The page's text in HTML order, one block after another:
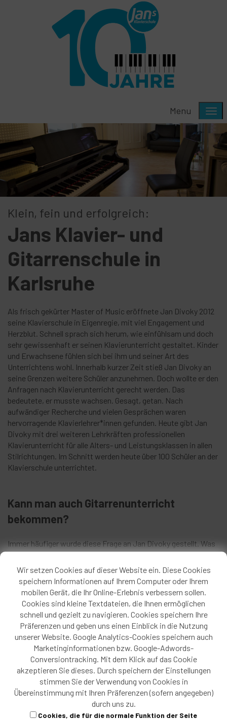
Menu
Klein, fein und erfolgreich:
Jans Klavier- und
Gitarrenschule in
Karlsruhe
Als frisch gekürter Master of Music eröffnete Jan Divoky 2012
seine Klavierschule in Eigenregie, mit viel Engagement und
Herzblut. Schnell sprach sich herum, wie einfühlsam und doch
sehr gewissenhaft er seinen Klavierunterricht gestaltet. Kinder
und Erwachsene fühlen sich bei ihm und seiner Art des
Unterrichtens wohl. Innerhalb kurzer Zeit stieß Jan Divoky an
seine Grenzen weitere Schüler anzunehmen. Doch wollte er den
Anfragen nach Klavierunterricht gerecht werden. Das
bedeutete, er musste wachsen. Gesagt, getan. Nach
aufwändiger Recherche und vielen Gesprächen waren
hervorragende Klavierlehrer*innen gefunden. Heute gibt Jan
Divoky mit drei weiteren Lehrkräften professionellen
Klavierunterricht für alle Alters- und Leistungsklassen in allen
Stilrichtungen. Im Schnitt werden heute über 100 Schüler an der
Klavierschule unterrichtet.
Kann man auch Gitarrenunterricht
bekommen?
Immer häufiger wurde diese Frage an Jan Divoky gestellt. Was
tun, wenn man selbst keinen Gitarrenunterricht geben kann?
Nach kurzer Überlegungszeit entschloss er sich 2014 die
Klavierschule um eine Gitarrenschule zu erweitern. Mit gutem
Erfolg. Bald buchten immer mehr Schüler und Erwachsene
Gitarrenunterricht in den unterschiedlichsten Stilrichtungen.
Gitarre spielen ist immer noch sehr beliebt und in Jans
Gitarrenschule macht es viel Freude dies spielerisch zu lernen.
Seit Februar 2020 gibt Sean Robert Silva (Bachelor of Arts)
Gitarrenunterricht in
Jans Gitarrenschule
Interessiert an Klavier- oder
Gitarrenunterricht?
Wir setzen Cookies auf dieser Website ein. Diese Cookies
speichern Informationen auf Ihrem Computer oder Ihrem
mobilen Gerät, die Ihr Online-Erlebnis verbessern sollen.
Cookies sind kleine Textdateien, die Ihnen ermöglichen
schnell und gezielt zu navigieren. Cookies speichern Ihre
Präferenzen und geben uns einen Einblick in die Nutzung
unserer Website. Google Analytics-Cookies speichern auch
Marketinginformationen bzw. Google-Adwords-
Conversiontracking. Mit dem Klick auf das Cookie
akzeptieren Sie dieses. Durch speichern der Einstellungen
stimmen Sie der Verwendung von Cookies in
Übereinstimmung mit Ihren Präferenzen (sofern angegeben)
durch uns zu.
Cookies, die für die normale Funktion der Seite